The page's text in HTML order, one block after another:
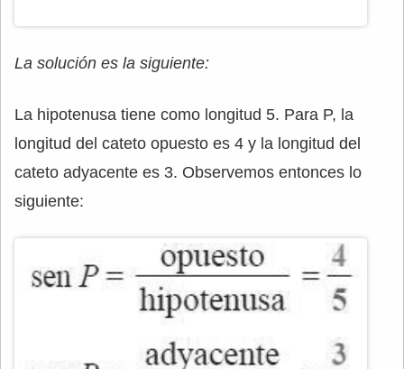
La solución es la siguiente:
La hipotenusa tiene como longitud 5. Para P, la
longitud del cateto opuesto es 4 y la longitud del
cateto adyacente es 3. Observemos entonces lo
siguiente: